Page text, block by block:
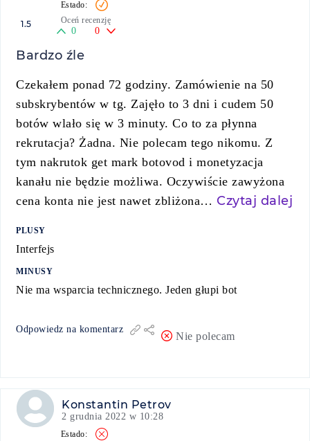
1.5 Oceń recenzję
0 0
Bardzo źle
Czekałem ponad 72 godziny. Zamówienie na 50
subskrybentów w tg. Zajęło to 3 dni i cudem 50
botów wlało się w 3 minuty. Co to za płynna
rekrutacja? Żadna. Nie polecam tego nikomu. Z
tym nakrutok get mark botovod i monetyzacja
kanału nie będzie możliwa. Oczywiście zawyżona
cena konta nie jest nawet zbliżona… Czytaj dalej
PLUSY
Interfejs
MINUSY
Nie ma wsparcia technicznego. Jeden głupi bot
Odpowiedz na komentarz
Nie polecam
Konstantin Petrov
2 grudnia 2022 w 10:28